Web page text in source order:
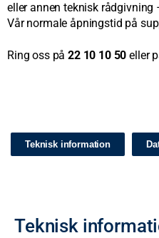
eller annen teknisk
Vår normale åpningstid på
Ring oss på22 10 10 50 eller
Teknisk information
Teknisk